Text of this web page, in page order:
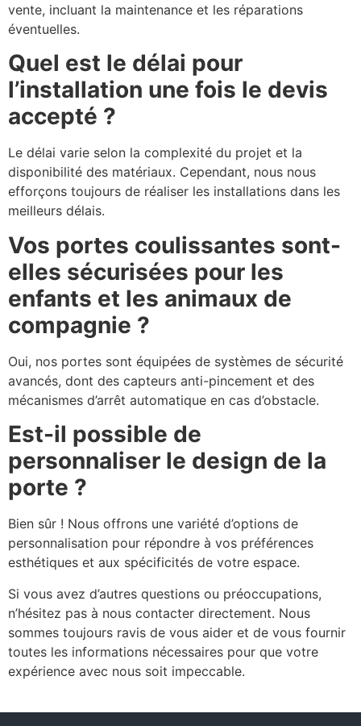
vente, incluant la maintenance et les réparations
éventuelles.
Quel est le délai pour
l’installation une fois le devis
accepté ?
Le délai varie selon la complexité du projet et la
disponibilité des matériaux. Cependant, nous nous
efforçons toujours de réaliser les installations dans les
meilleurs délais.
Vos portes coulissantes sont-
elles sécurisées pour les
enfants et les animaux de
compagnie ?
Oui, nos portes sont équipées de systèmes de sécurité
avancés, dont des capteurs anti-pincement et des
mécanismes d’arrêt automatique en cas d’obstacle.
Est-il possible de
personnaliser le design de la
porte ?
Bien sûr ! Nous offrons une variété d’options de
personnalisation pour répondre à vos préférences
esthétiques et aux spécificités de votre espace.
Si vous avez d’autres questions ou préoccupations,
n’hésitez pas à nous contacter directement. Nous
sommes toujours ravis de vous aider et de vous fournir
toutes les informations nécessaires pour que votre
expérience avec nous soit impeccable.